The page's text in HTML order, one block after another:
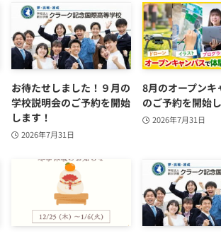
お待たせしました！９月の
学校説明会のご予約を開始
します！
2026年7月31日
8月のオープンキ
のご予約を開始
2026年7月31日